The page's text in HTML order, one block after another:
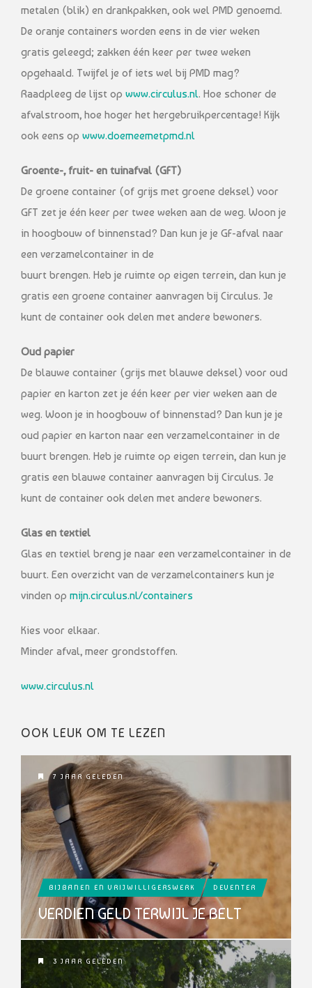
metalen (blik) en drankpakken, ook wel PMD genoemd.
De oranje containers worden eens in de vier weken
gratis geleegd; zakken één keer per twee weken
opgehaald. Twijfel je of iets wel bij PMD mag?
Raadpleeg de lijst op www.circulus.nl. Hoe schoner de
afvalstroom, hoe hoger het hergebruikpercentage! Kijk
ook eens op www.doemeemetpmd.nl
Groente-, fruit- en tuinafval (GFT)
De groene container (of grijs met groene deksel) voor
GFT zet je één keer per twee weken aan de weg. Woon je
in hoogbouw of binnenstad? Dan kun je je GF-afval naar
een verzamelcontainer in de
buurt brengen. Heb je ruimte op eigen terrein, dan kun je
gratis een groene container aanvragen bij Circulus. Je
kunt de container ook delen met andere bewoners.
Oud papier
De blauwe container (grijs met blauwe deksel) voor oud
papier en karton zet je één keer per vier weken aan de
weg. Woon je in hoogbouw of binnenstad? Dan kun je je
oud papier en karton naar een verzamelcontainer in de
buurt brengen. Heb je ruimte op eigen terrein, dan kun je
gratis een blauwe container aanvragen bij Circulus. Je
kunt de container ook delen met andere bewoners.
Glas en textiel
Glas en textiel breng je naar een verzamelcontainer in de
buurt. Een overzicht van de verzamelcontainers kun je
vinden op mijn.circulus.nl/containers
Kies voor elkaar.
Minder afval, meer grondstoffen.
www.circulus.nl
OOK LEUK OM TE LEZEN
7 JAAR GELEDEN
BIJBANEN EN VRIJWILLIGERSWERK DEVENTER
VERDIEN GELD TERWIJL JE BELT
3 JAAR GELEDEN